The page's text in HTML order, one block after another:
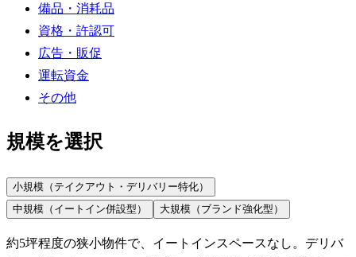
備品・消耗品
資格・許認可
広告・販促
運転資金
その他
規模を選択
小規模（テイクアウト・デリバリー特化）
中規模（イートイン併設型）
大規模（ブランド強化型）
約5坪程度の狭小物件で、イートインスペースなし。デリバ